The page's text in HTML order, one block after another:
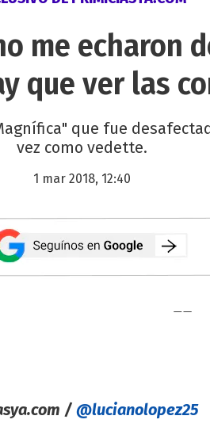
me echaron
que ver las
que fue
vez como vedette.
1 mar 2018, 12:40
/ @lucianolopez25